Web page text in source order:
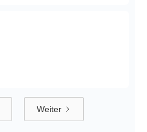
Weiter